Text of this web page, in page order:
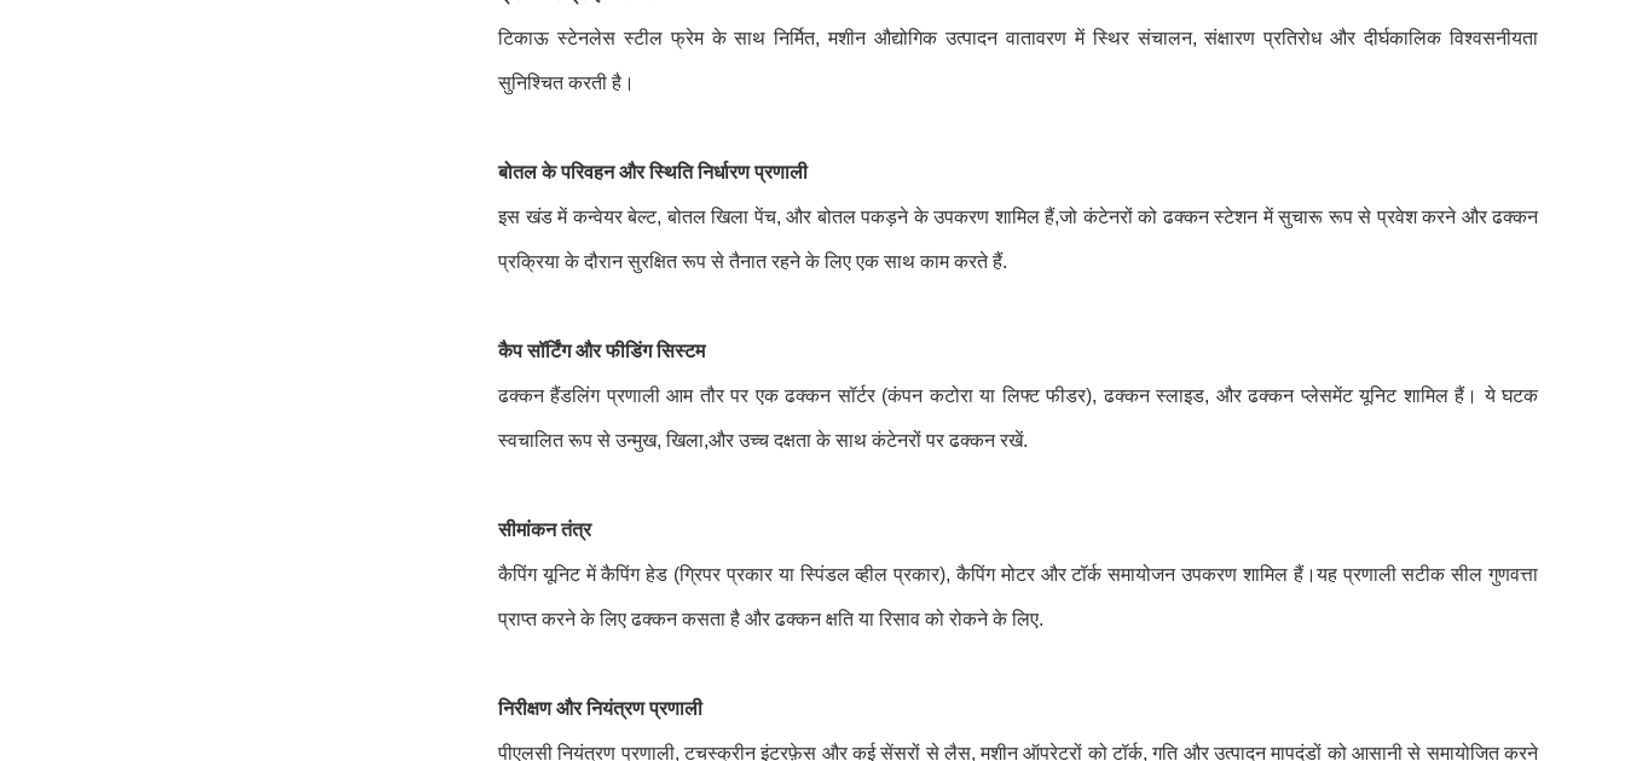
टिकाऊ स्टेनलेस स्टील फ्रेम के साथ निर्मित, मशीन औद्योगिक उत्पादन वातावरण में स्थिर संचालन, संक्षारण प्रतिरोध और दीर्घकालिक विश्वसनीयता
सुनिश्चित करती है।
बोतल के परिवहन और स्थिति निर्धारण प्रणाली
इस खंड में कन्वेयर बेल्ट, बोतल खिला पेंच, और बोतल पकड़ने के उपकरण शामिल हैं,जो कंटेनरों को ढक्कन स्टेशन में सुचारू रूप से प्रवेश करने और ढक्कन
प्रक्रिया के दौरान सुरक्षित रूप से तैनात रहने के लिए एक साथ काम करते हैं.
कैप सॉर्टिंग और फीडिंग सिस्टम
ढक्कन हैंडलिंग प्रणाली आम तौर पर एक ढक्कन सॉर्टर (कंपन कटोरा या लिफ्ट फीडर), ढक्कन स्लाइड, और ढक्कन प्लेसमेंट यूनिट शामिल हैं। ये घटक
स्वचालित रूप से उन्मुख, खिला,और उच्च दक्षता के साथ कंटेनरों पर ढक्कन रखें.
सीमांकन तंत्र
कैपिंग यूनिट में कैपिंग हेड (ग्रिपर प्रकार या स्पिंडल व्हील प्रकार), कैपिंग मोटर और टॉर्क समायोजन उपकरण शामिल हैं।यह प्रणाली सटीक सील गुणवत्ता
प्राप्त करने के लिए ढक्कन कसता है और ढक्कन क्षति या रिसाव को रोकने के लिए.
निरीक्षण और नियंत्रण प्रणाली
पीएलसी नियंत्रण प्रणाली, टचस्क्रीन इंटरफ़ेस और कई सेंसरों से लैस, मशीन ऑपरेटरों को टॉर्क, गति और उत्पादन मापदंडों को आसानी से समायोजित करने